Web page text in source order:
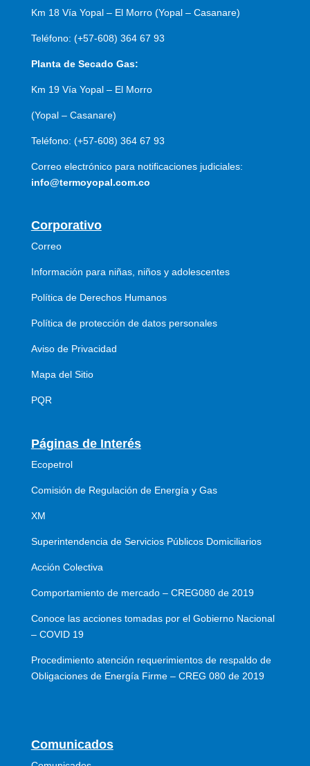
Km 18 Vía Yopal – El Morro (Yopal – Casanare)
Teléfono: (+57-608) 364 67 93
Planta de Secado Gas:
Km 19 Vía Yopal – El Morro
(Yopal – Casanare)
Teléfono: (+57-608) 364 67 93
Correo electrónico para notificaciones judiciales:
info@termoyopal.com.co
Corporativo
Correo
Información para niñas, niños y adolescentes
Política de Derechos Humanos
Política de protección de datos personales
Aviso de Privacidad
Mapa del Sitio
PQR
Páginas de Interés
Ecopetrol
Comisión de Regulación de Energía y Gas
XM
Superintendencia de Servicios Públicos Domiciliarios
Acción Colectiva
Comportamiento de mercado – CREG080 de 2019
Conoce las acciones tomadas por el Gobierno Nacional
– COVID 19
Procedimiento atención requerimientos de respaldo de
Obligaciones de Energía Firme – CREG 080 de 2019
Comunicados